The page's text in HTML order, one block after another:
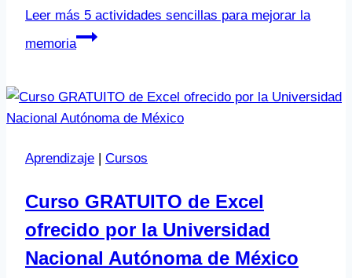
Leer más 5 actividades sencillas para mejorar la
memoria
Aprendizaje | Cursos
Curso GRATUITO de Excel
ofrecido por la Universidad
Nacional Autónoma de México